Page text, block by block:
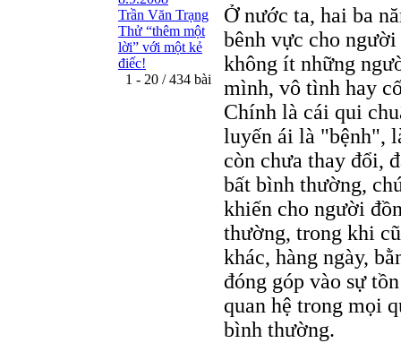
Trần Văn Trạng
Thử “thêm một
lời” với một kẻ
điếc!
1 - 20 / 434 bài
Ở nước ta, hai ba
bênh vực cho
không ít những
mình, vô tình hay
Chính là cái qui
luyến ái là "bệnh",
còn chưa thay đổi,
bất bình thường,
khiến cho người
thường, trong khi
khác, hàng ngày,
đóng góp vào sự
quan hệ trong mọi
bình thường.